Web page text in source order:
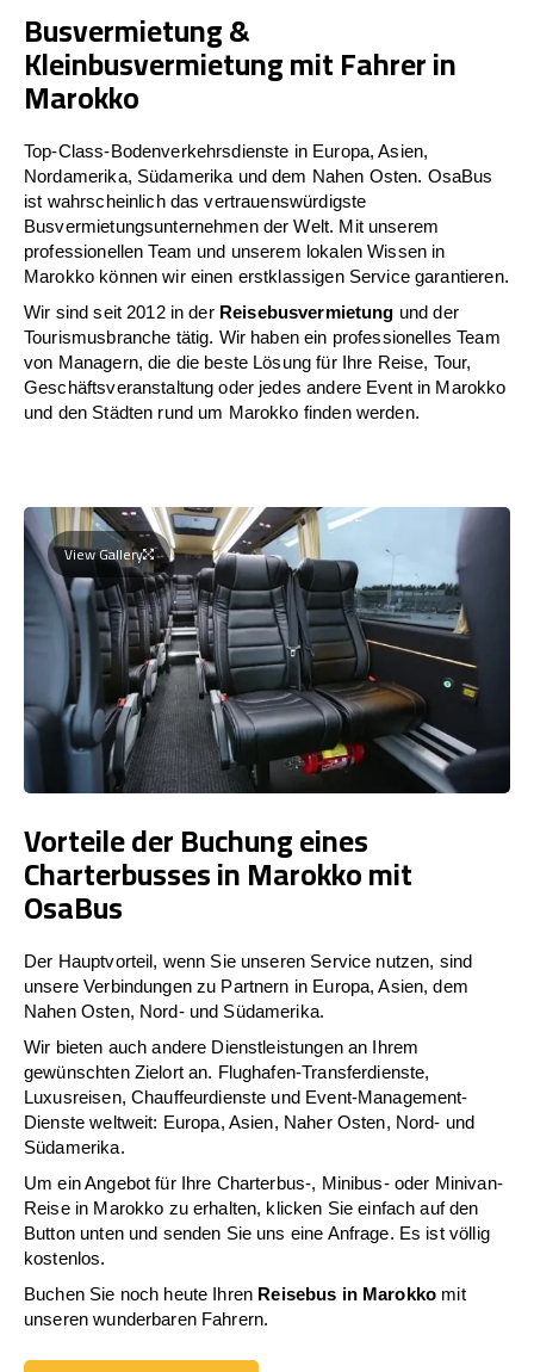
Busvermietung &
Kleinbusvermietung mit Fahrer in
Marokko
Top-Class-Bodenverkehrsdienste in Europa, Asien,
Nordamerika, Südamerika und dem Nahen Osten. OsaBus
ist wahrscheinlich das vertrauenswürdigste
Busvermietungsunternehmen der Welt. Mit unserem
professionellen Team und unserem lokalen Wissen in
Marokko können wir einen erstklassigen Service garantieren.
Wir sind seit 2012 in der Reisebusvermietung und der
Tourismusbranche tätig. Wir haben ein professionelles Team
von Managern, die die beste Lösung für Ihre Reise, Tour,
Geschäftsveranstaltung oder jedes andere Event in Marokko
und den Städten rund um Marokko finden werden.
View Gallery
Vorteile der Buchung eines
Charterbusses in Marokko mit
OsaBus
Der Hauptvorteil, wenn Sie unseren Service nutzen, sind
unsere Verbindungen zu Partnern in Europa, Asien, dem
Nahen Osten, Nord- und Südamerika.
Wir bieten auch andere Dienstleistungen an Ihrem
gewünschten Zielort an. Flughafen-Transferdienste,
Luxusreisen, Chauffeurdienste und Event-Management-
Dienste weltweit: Europa, Asien, Naher Osten, Nord- und
Südamerika.
Um ein Angebot für Ihre Charterbus-, Minibus- oder Minivan-
Reise in Marokko zu erhalten, klicken Sie einfach auf den
Button unten und senden Sie uns eine Anfrage. Es ist völlig
kostenlos.
Buchen Sie noch heute Ihren Reisebus in Marokko mit
unseren wunderbaren Fahrern.